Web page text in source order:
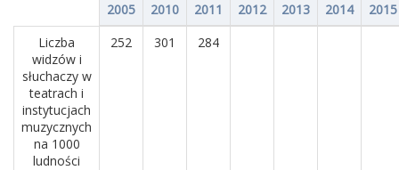
2005
2010 2011 2012 2013 2014
2015
Liczba
widzów i
słuchaczy w
teatrach i
instytucjach
muzycznych
na 1000
ludności
252 301 284